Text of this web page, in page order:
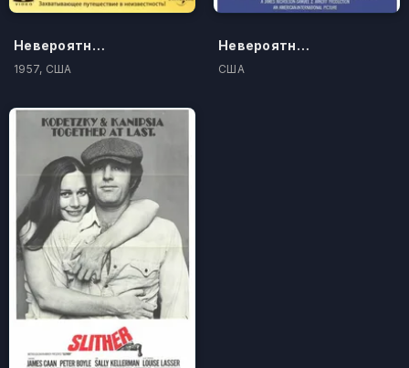
Невероятно худеющий человек
1957, США
Невероятно огромный человек
США